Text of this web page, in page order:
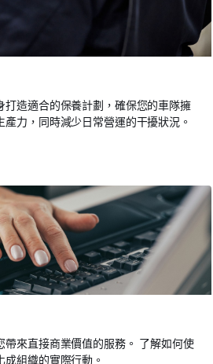
打造適合的保養計劃，確保您的車隊擁
力，同時減少日常營運的干擾狀況。
帶來直接商業價值的服務。 了解如何使
組織的實際行動。